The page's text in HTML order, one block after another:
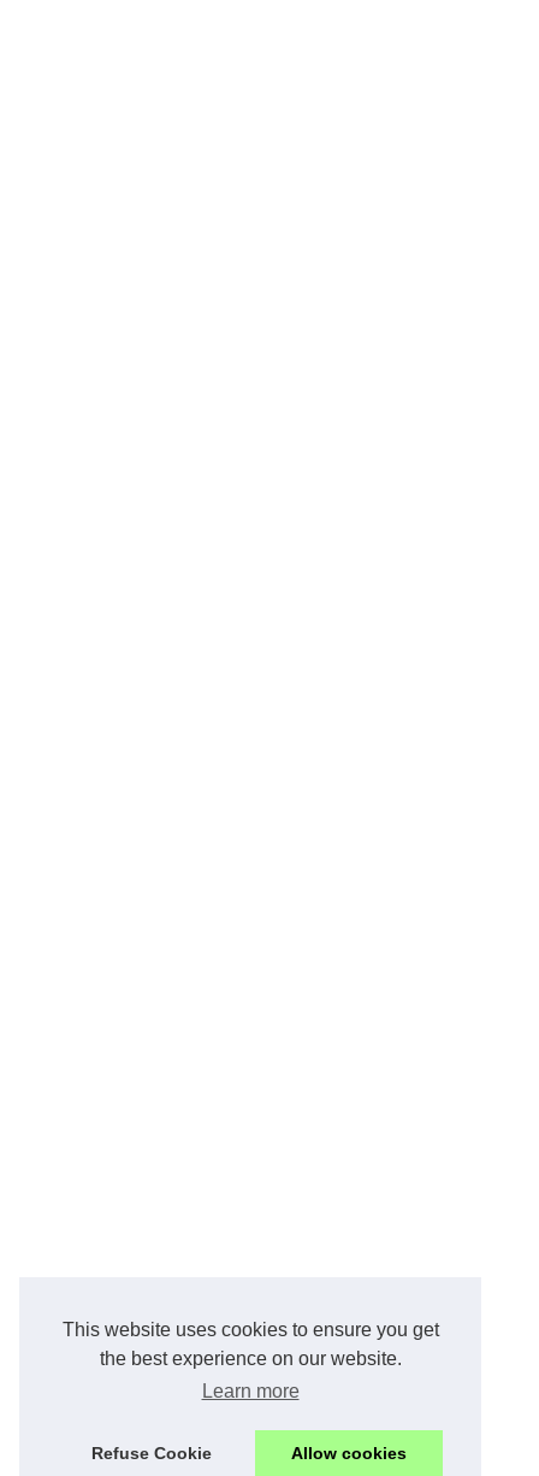
This website uses cookies to ensure you get
the best experience on our website.
Learn more
Refuse Cookie Allow cookies